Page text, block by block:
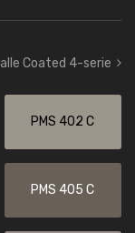
alle Coated 4-serie
PMS 402 C
PMS 405 C